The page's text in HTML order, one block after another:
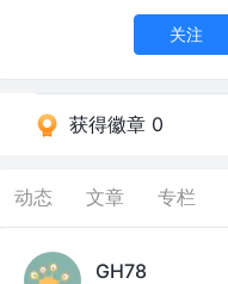
关注
获得徽章 0
动态 文章 专栏
GH78